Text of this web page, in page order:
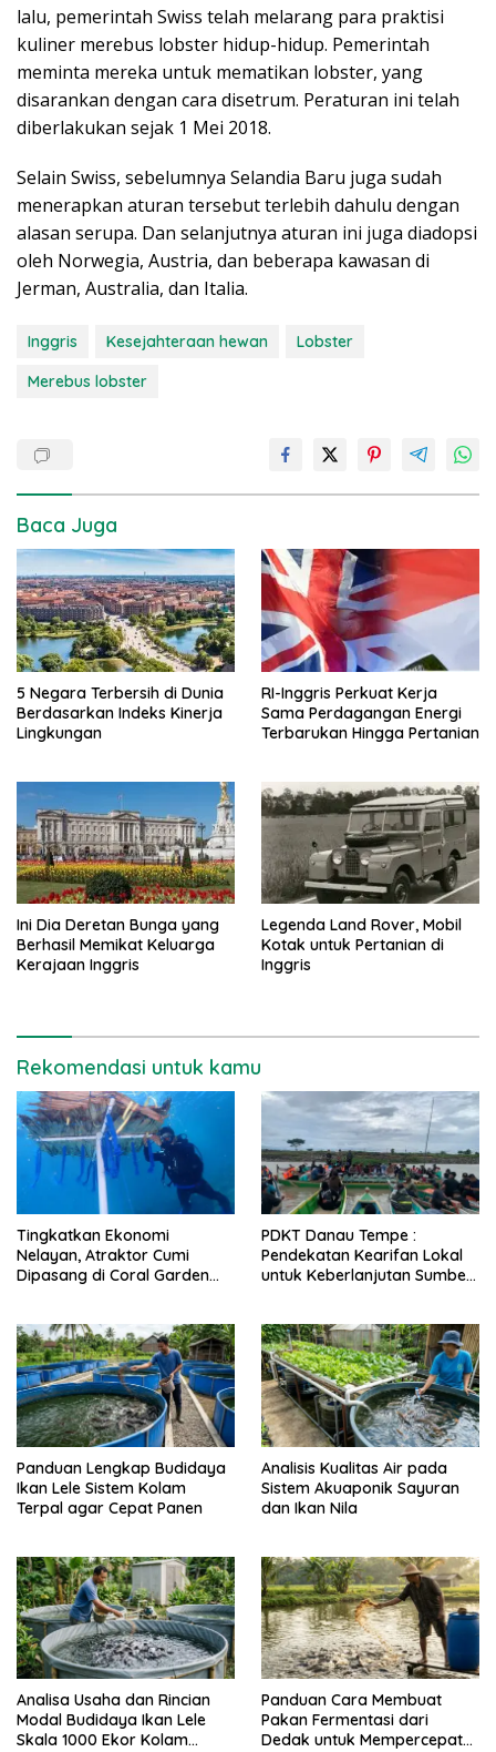
lalu, pemerintah Swiss telah melarang para praktisi
kuliner merebus lobster hidup-hidup. Pemerintah
meminta mereka untuk mematikan lobster, yang
disarankan dengan cara disetrum. Peraturan ini telah
diberlakukan sejak 1 Mei 2018.
Selain Swiss, sebelumnya Selandia Baru juga sudah
menerapkan aturan tersebut terlebih dahulu dengan
alasan serupa. Dan selanjutnya aturan ini juga diadopsi
oleh Norwegia, Austria, dan beberapa kawasan di
Jerman, Australia, dan Italia.
Inggris Kesejahteraan hewan
Lobster
Merebus lobster
Baca Juga
5 Negara Terbersih di Dunia
Berdasarkan Indeks Kinerja
Lingkungan
RI-Inggris Perkuat Kerja
Sama Perdagangan Energi
Terbarukan Hingga Pertanian
Ini Dia Deretan Bunga yang
Berhasil Memikat Keluarga
Kerajaan Inggris
Legenda Land Rover, Mobil
Kotak untuk Pertanian di
Inggris
Rekomendasi untuk kamu
Tingkatkan Ekonomi
Nelayan, Atraktor Cumi
Dipasang di Coral Garden
PDKT Danau Tempe :
Pendekatan Kearifan Lokal
untuk Keberlanjutan Sumber
Panduan Lengkap Budidaya
Ikan Lele Sistem Kolam
Terpal agar Cepat Panen
Analisis Kualitas Air pada
Sistem Akuaponik Sayuran
dan Ikan Nila
Analisa Usaha dan Rincian
Modal Budidaya Ikan Lele
Skala 1000 Ekor Kolam
Panduan Cara Membuat
Pakan Fermentasi dari
Dedak untuk Mempercepat